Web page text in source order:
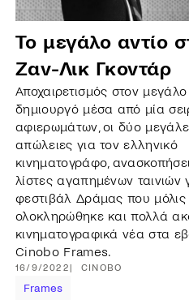
Το μεγάλο αντίο
Ζαν-Λικ Γκοντάρ
Αποχαιρετισμός στον μεγάλο
δημιουργό μέσα από μία
αφιερωμάτων, οι δύο
απώλειες για τον ελληνικό
κινηματογράφο,
λίστες αγαπημένων ταινιών
φεστιβάλ Δράμας που μόλις
ολοκληρώθηκε και πολλά
κινηματογραφικά νέα στα
Cinobo Frames.
16/9/2022 CINOBO
Frames